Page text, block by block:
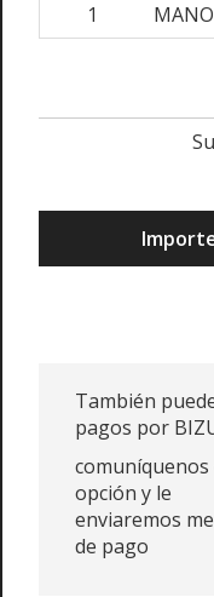
1
También
pagos por
comuníquenos
opción y le
enviaremos
de pago